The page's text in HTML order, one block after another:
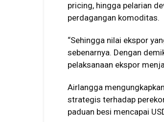
pricing, hingga pelarian
perdagangan komoditas.
“Sehingga nilai ekspor
sebenarnya. Dengan
pelaksanaan ekspor
Airlangga
strategis terhadap
paduan besi mencapai